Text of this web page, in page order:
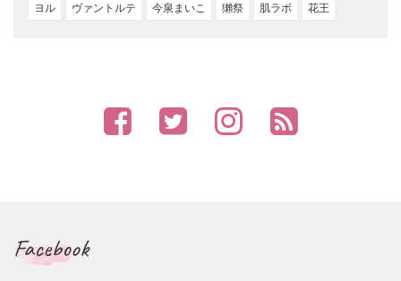
ヨル ヴァントルテ 今泉まいこ 獺祭 肌ラボ 花王
Facebook